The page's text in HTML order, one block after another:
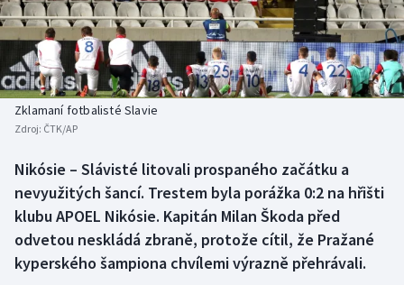
Baseball a softbal
Basketbal
Biatlon
Box
Curling
Soutěže
Historické návraty
Aplikace ČT sport
Zklamaní fotbalisté Slavie
Zdroj: ČTK/AP
Nikósie – Slávisté litovali prospaného začátku a
nevyužitých šancí. Trestem byla porážka 0:2 na hřišti
klubu APOEL Nikósie. Kapitán Milan Škoda před
odvetou neskládá zbraně, protože cítil, že Pražané
kyperského šampiona chvílemi výrazně přehrávali.